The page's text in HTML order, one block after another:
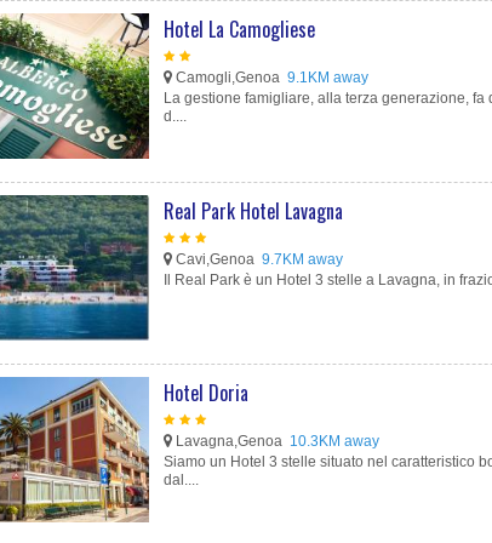
Hotel La Camogliese
Camogli,Genoa 9.1KM away
La gestione famigliare, alla terza generazione,
d....
Real Park Hotel Lavagna
Cavi,Genoa 9.7KM away
Il Real Park è un Hotel 3 stelle a Lavagna, in
Hotel Doria
Lavagna,Genoa 10.3KM away
Siamo un Hotel 3 stelle situato nel caratteristico
dal....